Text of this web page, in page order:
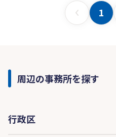
1
周辺の事務所を探す
行政区